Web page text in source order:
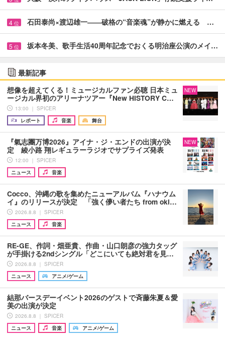
4 位 石田泰尚×渡辺雄一――破格の“音楽魂”が静かに燃える …
5 位 坂本冬美、歌手生活40周年記念でおくる明治座公演のメイ…
最新記事
想像を超えてくる！ミュージカルファン必聴 日本ミュ
ージカル界初のアリーナツアー『New HISTORY C…
13:00 ｜ SPICER
レポート
音楽 舞台
NEW
『氣志團万博2026』アイナ・ジ・エンドの出演が決
定 綾小路 翔レギュラーラジオでサプライズ発表
12:00 ｜ SPICER
ニュース
音楽
NEW
Cocco、沖縄の歌を集めたニューアルバム『ハナウム
イ』のリリースが決定 「強く儚い者たち from oki…
2026.8.8 ｜ SPICER
ニュース
音楽
RE-GE、作詞・畑亜貴、作曲・山口朗彦の強力タッグ
が手掛ける2ndシングル「どこにいても絶対君を見…
2026.8.8 ｜ SPICER
ニュース
アニメ/ゲーム
結那バースデーイベント2026のゲストで斉藤朱夏＆愛
美の出演が決定
2026.8.8 ｜ SPICER
ニュース
音楽 アニメ/ゲーム